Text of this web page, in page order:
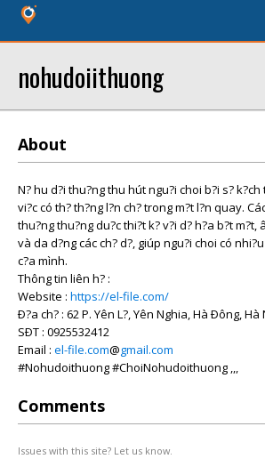
nohudoiithuong
About
N? hu d?i thu?ng thu hút ngu?i choi b?i s?
vi?c có th? th?ng l?n ch? trong m?t l?n quay.
thu?ng thu?ng du?c thi?t k? v?i d? h?a b?t m?t,
và da d?ng các ch? d?, giúp ngu?i choi có
c?a mình.
Thông tin liên h? :
Website : https://el-file.com/
Ð?a ch? : 62 P. Yên L?, Yên Nghia, Hà Ðông, Hà
SÐT : 0925532412
Email : el-file.com@gmail.com
#Nohudoithuong #ChoiNohudoithuong ,,,
Comments
Issues with this site? Let us know.